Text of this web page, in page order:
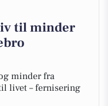
til minder
minder fra
livet – fernisering